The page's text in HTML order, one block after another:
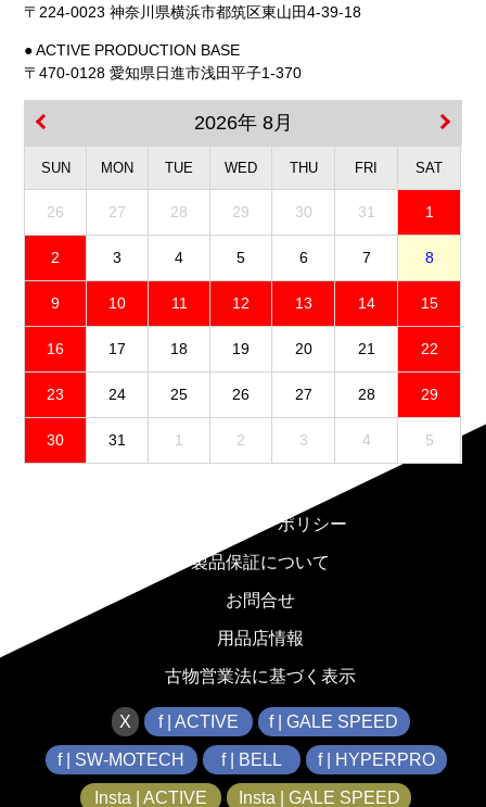
〒224-0023 神奈川県横浜市都筑区東山田4-39-18
● ACTIVE PRODUCTION BASE
〒470-0128 愛知県日進市浅田平子1-370
2026年 8月
SUN MON TUE WED THU FRI SAT
26 27 28 29 30 31 1
2 3 4 5 6 7 8
9 10 11 12 13 14 15
16 17 18 19 20 21 22
23 24 25 26 27 28 29
30 31 1 2 3 4 5
プライバシーポリシー
製品保証について
お問合せ
用品店情報
古物営業法に基づく表示
X f | ACTIVE f | GALE SPEED
f | SW-MOTECH f | BELL f | HYPERPRO
Insta | ACTIVE Insta | GALE SPEED